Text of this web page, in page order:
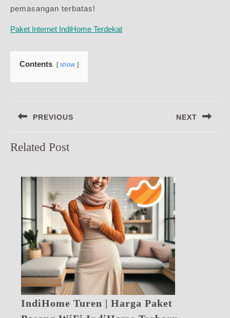
pemasangan terbatas!
Paket Internet IndiHome Terdekat
Contents show
pos
PREVIOUS
post:
NEXT
Related Post
IndiHome Turen | Harga Paket